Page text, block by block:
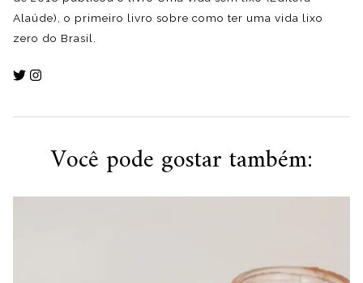
Alaúde), o primeiro livro sobre como ter uma vida lixo
zero do Brasil.
Você pode gostar também: